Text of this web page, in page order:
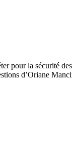
pour la sécurité des
d’Oriane